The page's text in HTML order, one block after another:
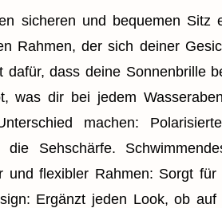
sicheren und bequemen Sitz
Rahmen, der sich deiner
dafür, dass deine Sonnenbrille
was dir bei jedem
machen:
Sehschärfe.
und flexibler Rahmen: Sorgt
Ergänzt jeden Look, ob